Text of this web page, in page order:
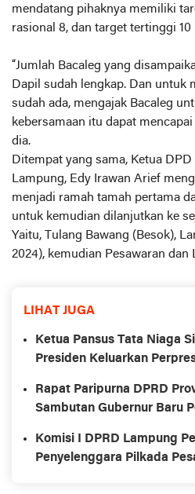
mendatang pihaknya memiliki
rasional 8, dan target tertinggi 10
“Jumlah Bacaleg yang
Dapil sudah lengkap. Dan untuk
sudah ada, mengajak Bacaleg
kebersamaan itu dapat
dia.
Ditempat yang sama, Ketua
Lampung, Edy Irawan Arief
menjadi ramah tamah pertama
untuk kemudian dilanjutkan ke
Yaitu, Tulang Bawang (Besok),
2024), kemudian Pesawaran dan
LIHAT JUGA
Ketua Pansus Tata Niaga
Presiden Keluarkan
Rapat Paripurna DPRD
Sambutan Gubernur Baru
Komisi I DPRD Lampung
Penyelenggara Pilkada